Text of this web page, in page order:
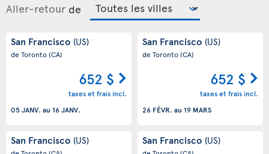
Aller-retour de
San Francisco (US)
de Toronto(CA)
652 $
taxes et frais incl.
05 JANV. au 16 JANV.
San Francisco (US)
de Toronto(CA)
652 $
taxes et frais incl.
26 FÉVR. au 19 MARS
San Francisco (US) San Francisco (US)